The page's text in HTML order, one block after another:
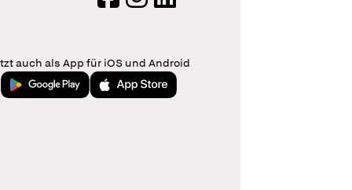
auch als App für iOS und Android
Jetzt bei Google PlayLaden im App Store